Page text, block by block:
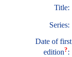
Title:
Series:
Date of first
edition?: